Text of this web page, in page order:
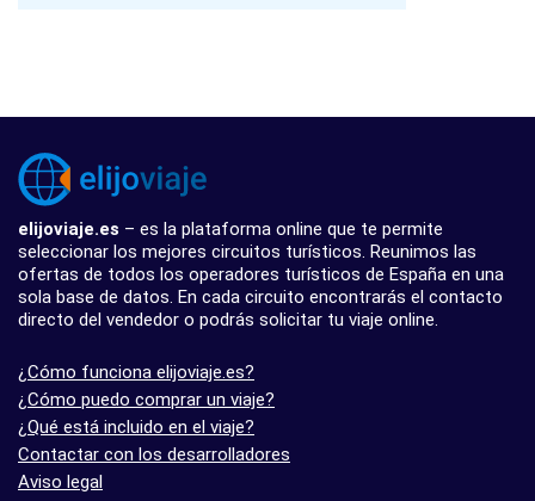
elijoviaje.es – es la plataforma online que te permite
seleccionar los mejores circuitos turísticos. Reunimos las
ofertas de todos los operadores turísticos de España en una
sola base de datos. En cada circuito encontrarás el contacto
directo del vendedor o podrás solicitar tu viaje online.
¿Cómo funciona elijoviaje.es?
¿Cómo puedo comprar un viaje?
¿Qué está incluido en el viaje?
Contactar con los desarrolladores
Aviso legal